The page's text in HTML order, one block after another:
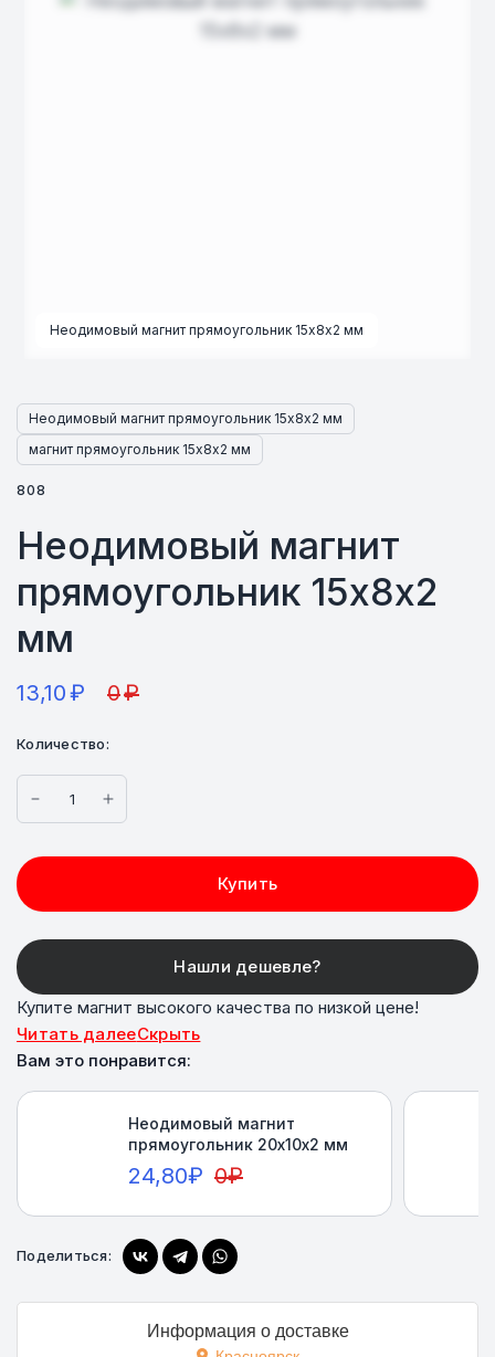
Неодимовый магнит прямоугольник 15х8х2 мм
Неодимовый магнит прямоугольник 15х8х2 мм
магнит прямоугольник 15х8х2 мм
808
Неодимовый магнит
прямоугольник 15х8х2
мм
13,10₽ 0₽
Количество:
Купить
Купите магнит высокого качества по низкой цене!
Читать далееСкрыть
Вам это понравится:
Неодимовый магнит
прямоугольник 20х10х2 мм
24,80₽ 0₽
Купить
Поделиться:
Информация о доставке